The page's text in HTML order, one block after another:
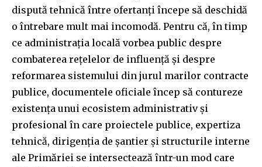
dispută tehnică între ofertanți începe să deschidă
o întrebare mult mai incomodă. Pentru că, în timp
ce administrația locală vorbea public despre
combaterea rețelelor de influență și despre
reformarea sistemului din jurul marilor contracte
publice, documentele oficiale încep să contureze
existența unui ecosistem administrativ și
profesional în care proiectele publice, expertiza
tehnică, dirigenția de șantier și structurile interne
ale Primăriei se intersectează într-un mod care